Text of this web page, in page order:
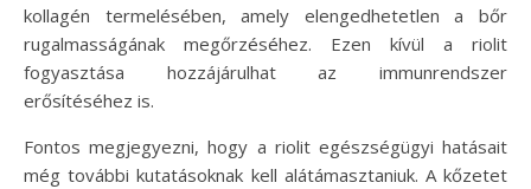
kollagén termelésében, amely elengedhetetlen a bőr
rugalmasságának megőrzéséhez. Ezen kívül a riolit
fogyasztása hozzájárulhat az immunrendszer
erősítéséhez is.
Fontos megjegyezni, hogy a riolit egészségügyi hatásait
még további kutatásoknak kell alátámasztaniuk. A kőzetet